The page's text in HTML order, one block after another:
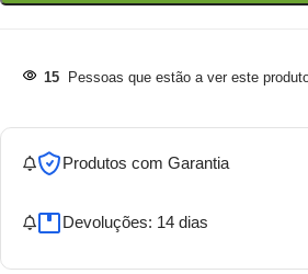
15 Pessoas que estão a ver este
Produtos com Garantia
Devoluções: 14 dias